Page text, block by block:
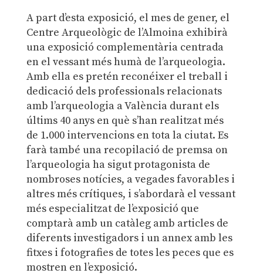
A part d’esta exposició, el mes de gener, el
Centre Arqueològic de l’Almoina exhibirà
una exposició complementària centrada
en el vessant més humà de l’arqueologia.
Amb ella es pretén reconéixer el treball i
dedicació dels professionals relacionats
amb l’arqueologia a València durant els
últims 40 anys en què s’han realitzat més
de 1.000 intervencions en tota la ciutat. Es
farà també una recopilació de premsa on
l’arqueologia ha sigut protagonista de
nombroses notícies, a vegades favorables i
altres més crítiques, i s’abordarà el vessant
més especialitzat de l’exposició que
comptarà amb un catàleg amb articles de
diferents investigadors i un annex amb les
fitxes i fotografies de totes les peces que es
mostren en l’exposició.